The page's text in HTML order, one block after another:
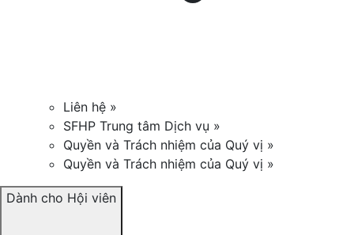
Liên hệ »
SFHP Trung tâm Dịch vụ »
Quyền và Trách nhiệm của Quý vị »
Quyền và Trách nhiệm của Quý vị »
Dành cho Hội viên